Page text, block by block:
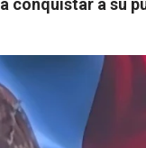
conquistar a su